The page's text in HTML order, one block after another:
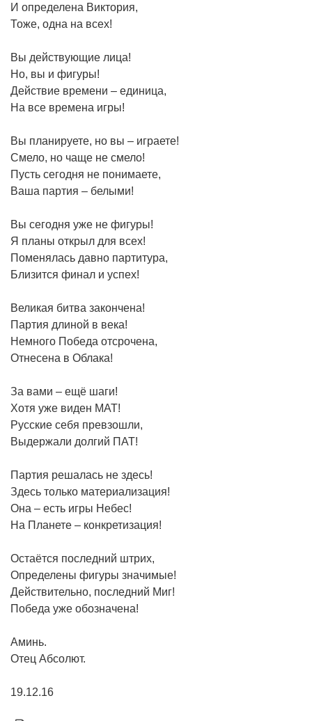
И определена Виктория,
Тоже, одна на всех!
Вы действующие лица!
Но, вы и фигуры!
Действие времени – единица,
На все времена игры!
Вы планируете, но вы – играете!
Смело, но чаще не смело!
Пусть сегодня не понимаете,
Ваша партия – белыми!
Вы сегодня уже не фигуры!
Я планы открыл для всех!
Поменялась давно партитура,
Близится финал и успех!
Великая битва закончена!
Партия длиной в века!
Немного Победа отсрочена,
Отнесена в Облака!
За вами – ещё шаги!
Хотя уже виден МАТ!
Русские себя превзошли,
Выдержали долгий ПАТ!
Партия решалась не здесь!
Здесь только материализация!
Она – есть игры Небес!
На Планете – конкретизация!
Остаётся последний штрих,
Определены фигуры значимые!
Действительно, последний Миг!
Победа уже обозначена!
Аминь.
Отец Абсолют.
19.12.16